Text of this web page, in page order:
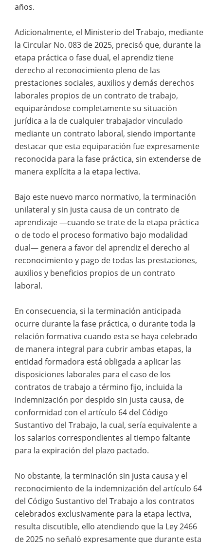
años.
Adicionalmente, el Ministerio del Trabajo, mediante
la Circular No. 083 de 2025, precisó que, durante la
etapa práctica o fase dual, el aprendiz tiene
derecho al reconocimiento pleno de las
prestaciones sociales, auxilios y demás derechos
laborales propios de un contrato de trabajo,
equiparándose completamente su situación
jurídica a la de cualquier trabajador vinculado
mediante un contrato laboral, siendo importante
destacar que esta equiparación fue expresamente
reconocida para la fase práctica, sin extenderse de
manera explícita a la etapa lectiva.
Bajo este nuevo marco normativo, la terminación
unilateral y sin justa causa de un contrato de
aprendizaje —cuando se trate de la etapa práctica
o de todo el proceso formativo bajo modalidad
dual— genera a favor del aprendiz el derecho al
reconocimiento y pago de todas las prestaciones,
auxilios y beneficios propios de un contrato
laboral.
En consecuencia, si la terminación anticipada
ocurre durante la fase práctica, o durante toda la
relación formativa cuando esta se haya celebrado
de manera integral para cubrir ambas etapas, la
entidad formadora está obligada a aplicar las
disposiciones laborales para el caso de los
contratos de trabajo a término fijo, incluida la
indemnización por despido sin justa causa, de
conformidad con el artículo 64 del Código
Sustantivo del Trabajo, la cual, sería equivalente a
los salarios correspondientes al tiempo faltante
para la expiración del plazo pactado.
No obstante, la terminación sin justa causa y el
reconocimiento de la indemnización del artículo 64
del Código Sustantivo del Trabajo a los contratos
celebrados exclusivamente para la etapa lectiva,
resulta discutible, ello atendiendo que la Ley 2466
de 2025 no señaló expresamente que durante esta